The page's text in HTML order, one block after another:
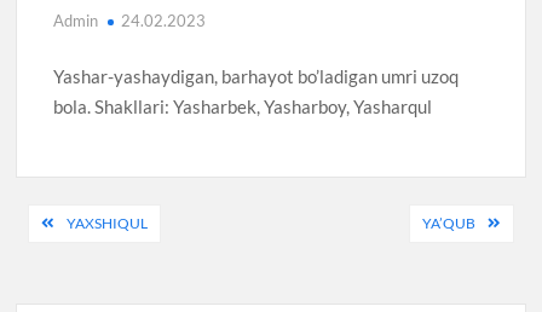
Admin 24.02.2023
Yashar-yashaydigan, barhayot bo’ladigan umri uzoq
bola. Shakllari: Yasharbek, Yasharboy, Yasharqul
PostYAXSHIQUL YA’QUB